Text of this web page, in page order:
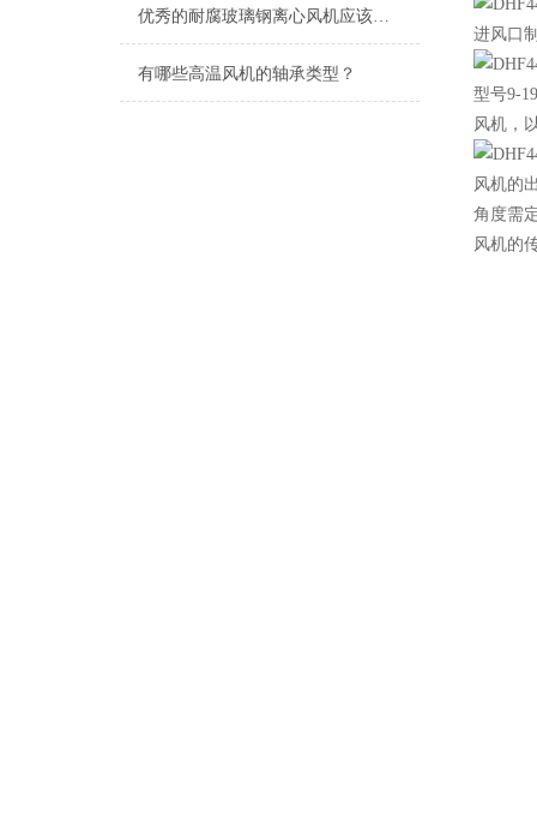
优秀的耐腐玻璃钢离心风机应该具备以下特点
有哪些高温风机的轴承类型？
进风口
型号9-
风机，
风机的
角度需
风机的